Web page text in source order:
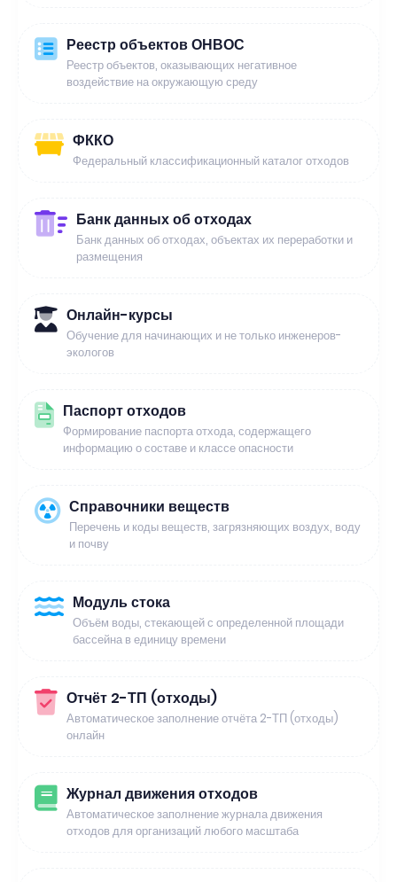
Реестр объектов ОНВОС
Реестр объектов, оказывающих негативное
воздействие на окружающую среду
ФККО
Федеральный классификационный каталог отходов
Банк данных об отходах
Банк данных об отходах, объектах их переработки и
размещения
Онлайн-курсы
Обучение для начинающих и не только инженеров-
экологов
Паспорт отходов
Формирование паспорта отхода, содержащего
информацию о составе и классе опасности
Справочники веществ
Перечень и коды веществ, загрязняющих воздух, воду
и почву
Модуль стока
Объём воды, стекающей с определенной площади
бассейна в единицу времени
Отчёт 2-ТП (отходы)
Автоматическое заполнение отчёта 2-ТП (отходы)
онлайн
Журнал движения отходов
Автоматическое заполнение журнала движения
отходов для организаций любого масштаба